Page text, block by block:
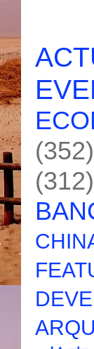
(352)
(312)